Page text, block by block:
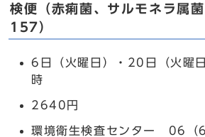
検便（赤痢菌、サルモネラ属
157）
6日（火曜日）・20日（火曜
時
2640円
環境衛生検査センター 06